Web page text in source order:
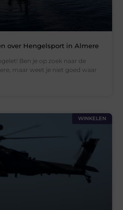
over Hengelsport in Almere
Ben je op zoek naar de
maar weet je niet goed waar
WINKELEN